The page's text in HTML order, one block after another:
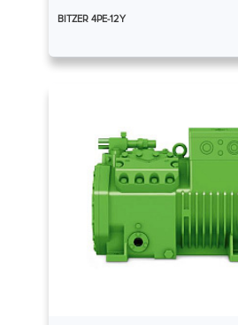
BITZER 4PE-12Y